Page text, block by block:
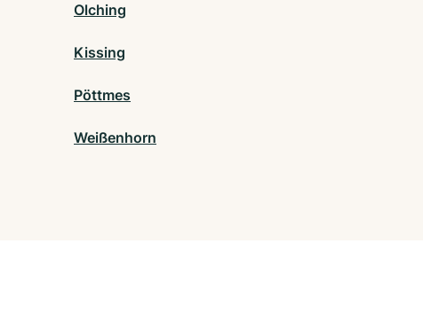
Olching
Kissing
Pöttmes
Weißenhorn